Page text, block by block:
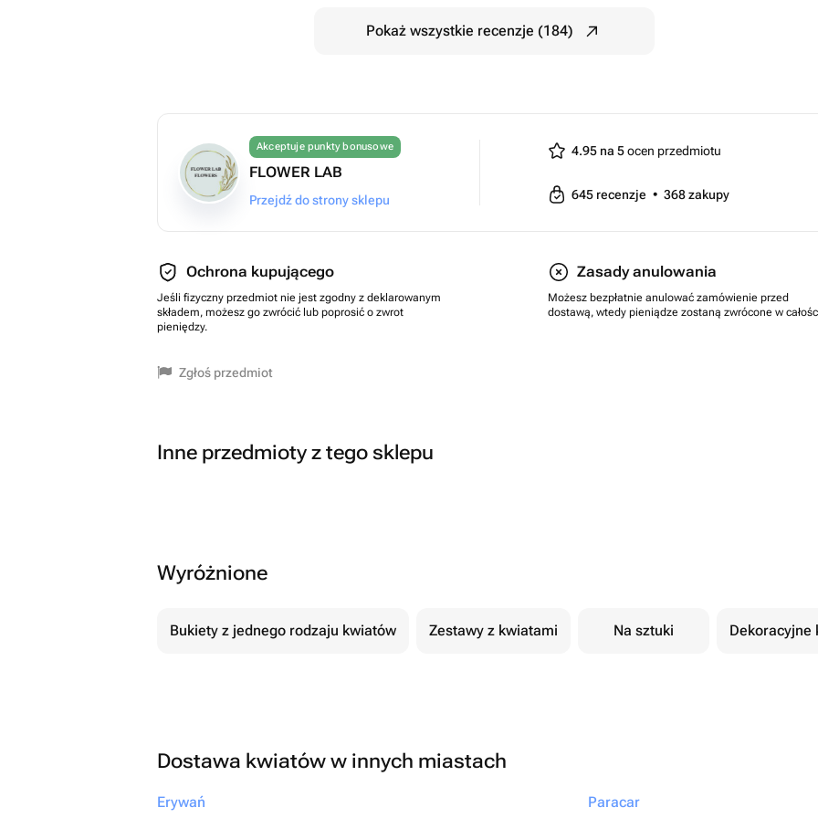
Pokaż wszystkie recenzje (184)
Akceptuje punkty bonusowe
FLOWER LAB
Przejdź do strony sklepu
4.95 na 5ocen przedmiotu
645 recenzje • 368zakupy
Ochrona kupującego
Jeśli fizyczny przedmiot nie jest zgodny z deklarowanym
składem, możesz go zwrócić lub poprosić o zwrot
pieniędzy.
Zasady anulowania
Możesz bezpłatnie anulować zamówienie przed
dostawą, wtedy pieniądze zostaną zwrócone w
Zgłoś przedmiot
Inne przedmioty z tego sklepu
Wyróżnione
Bukiety z jednego rodzaju kwiatów Zestawy z kwiatami Na sztuki Dekoracyjne
Dostawa kwiatów w innych miastach
Erywań Paracar